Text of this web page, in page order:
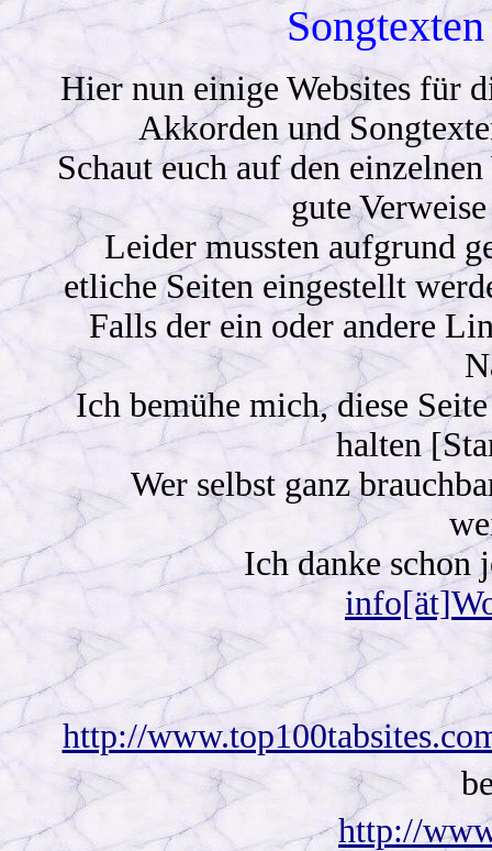
Hier nun einige Websites für
Akkorden und
Schaut euch auf den
gute
Leider mussten aufgrund
etliche Seiten eingestellt
Falls der ein oder andere
Ich bemühe mich, diese
halten
Wer selbst ganz
Ich danke schon
http://
http://